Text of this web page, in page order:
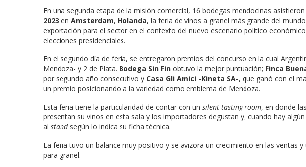
En una segunda etapa de la misión comercial, 16 bodegas mendocinas asistieron
2023 en Amsterdam, Holanda, la feria de vinos a granel más grande del
exportación para el sector en el contexto del nuevo escenario político
elecciones presidenciales.
En el segundo día de feria, se entregaron premios del concurso en la cual
Mendoza- y 2 de Plata. Bodega Sin Fin obtuvo la mejor puntuación; Finca
por segundo año consecutivo y Casa Gli Amici -Kineta SA-, que ganó con el
un premio posicionando a la variedad como emblema de Mendoza.
Esta feria tiene la particularidad de contar con un silent tasting room, en donde
presentan su vinos en esta sala y los importadores degustan y, cuando hay
al stand según lo indica su ficha técnica.
La feria tuvo un balance muy positivo y se avizora un crecimiento en las ventas
para granel.